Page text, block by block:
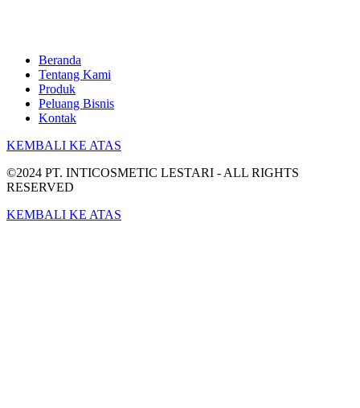
Beranda
Tentang Kami
Produk
Peluang Bisnis
Kontak
KEMBALI KE ATAS
©2024 PT. INTICOSMETIC LESTARI - ALL RIGHTS
RESERVED
KEMBALI KE ATAS